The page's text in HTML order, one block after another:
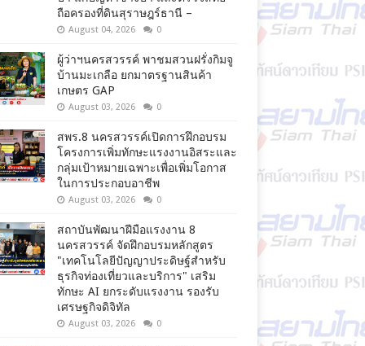
ถือครองที่ดินสุราษฎร์ธานี –
August 04, 2026 0
ผู้ว่าฯนครสวรรค์ พาชมสวนฝรั่งกิมจู
บ้านมะเกลือ ยกมาตรฐานสินค้า
เกษตร GAP
August 03, 2026 0
สพร.8 นครสวรรค์เปิดการฝึกอบรม
โครงการเพิ่มทักษะแรงงานอิสระและ
กลุ่มเป้าหมายเฉพาะเพื่อเพิ่มโอกาส
ในการประกอบอาชีพ
August 03, 2026 0
สถาบันพัฒนาฝีมือแรงงาน 8
นครสวรรค์ จัดฝึกอบรมหลักสูตร
"เทคโนโลยีปัญญาประดิษฐ์สำหรับ
ธุรกิจท่องเที่ยวและบริการ" เสริม
ทักษะ AI ยกระดับแรงงาน รองรับ
เศรษฐกิจดิจิทัล
August 03, 2026 0